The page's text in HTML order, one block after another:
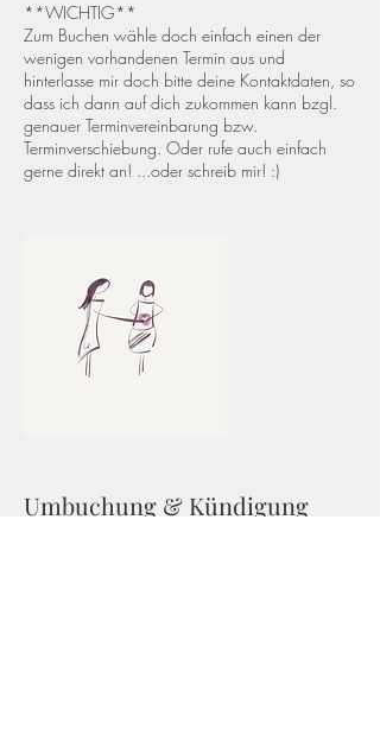
**WICHTIG**
Zum Buchen wähle doch einfach einen der
wenigen vorhandenen Termin aus und
hinterlasse mir doch bitte deine Kontaktdaten, so
dass ich dann auf dich zukommen kann bzgl.
genauer Terminvereinbarung bzw.
Terminverschiebung. Oder rufe auch einfach
gerne direkt an! ...oder schreib mir! :)
Umbuchung & Kündigung